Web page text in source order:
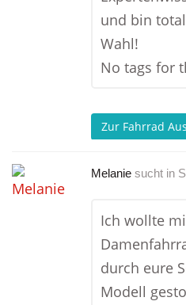
und bin
Wahl!
No tags for
Zur Fahrrad
Melanie sucht in
Ich wollte
durch eure
Modell